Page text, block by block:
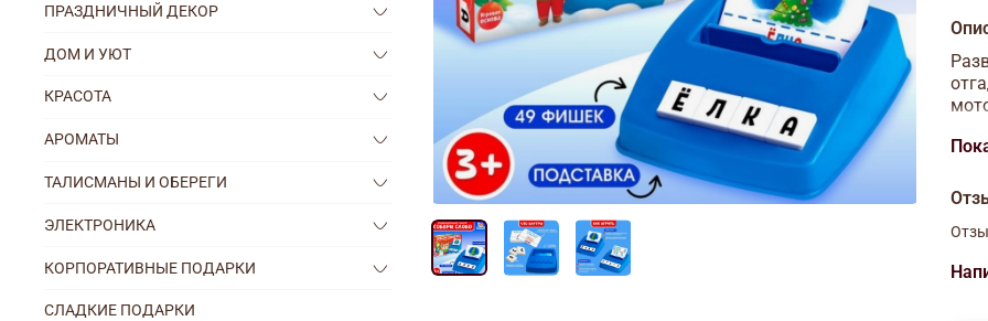
ПРАЗДНИЧНЫЙ ДЕКОР
ДОМ И УЮТ
КРАСОТА
АРОМАТЫ
ТАЛИСМАНЫ И ОБЕРЕГИ
ЭЛЕКТРОНИКА
КОРПОРАТИВНЫЕ ПОДАРКИ
СЛАДКИЕ ПОДАРКИ